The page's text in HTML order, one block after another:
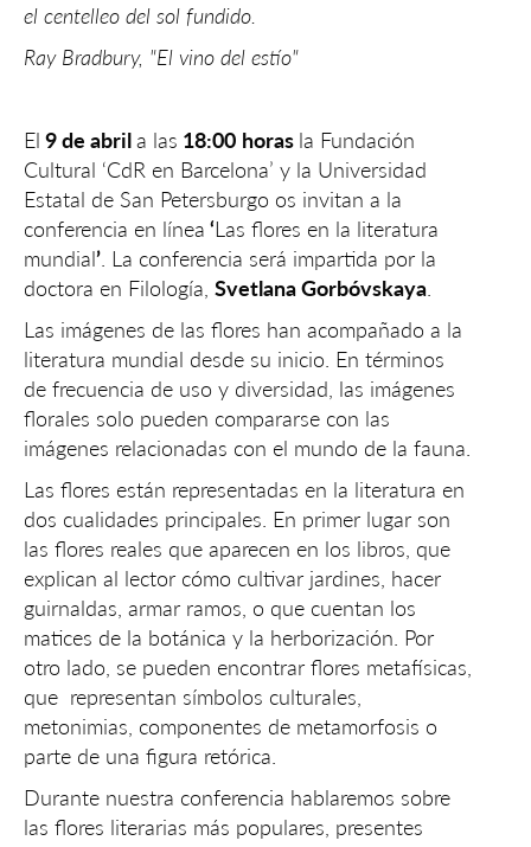
el centelleo del sol fundido.
Ray Bradbury, "El vino del estío"
El 9 de abrila las 18:00 horas la Fundación
Cultural ‘CdR en Barcelona’ y la Universidad
Estatal de San Petersburgo os invitan a la
conferencia en línea ‘Las flores en la literatura
mundial’ . La conferencia será impartida por la
doctora en Filología, Svetlana Gorbóvskaya
Las imágenes de las flores han acompañado a la
literatura mundial desde su inicio. En términos
de frecuencia de uso y diversidad, las imágenes
florales solo pueden compararse con las
imágenes relacionadas con el mundo de la fauna.
Las flores están representadas en la literatura en
dos cualidades principales. En primer lugar son
las flores reales que aparecen en los libros, que
explican al lector cómo cultivar jardines, hacer
guirnaldas, armar ramos, o que cuentan los
matices de la botánica y la herborización. Por
otro lado, se pueden encontrar flores metafísicas,
que representan símbolos culturales,
metonimias, componentes de metamorfosis o
parte de una figura retórica.
Durante nuestra conferencia hablaremos sobre
las flores literarias más populares, presentes